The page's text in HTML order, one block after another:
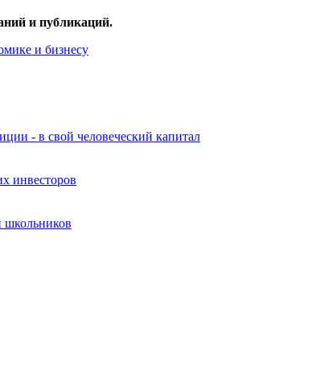
и публикаций.
и бизнесу
- в свой человеческий капитал
инвесторов
школьников